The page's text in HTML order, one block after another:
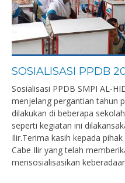
SOSIALISASI PPDB
Sosialisasi PPDB SMPI AL-
menjelang pergantian tahun
dilakukan di beberapa
seperti kegiatan ini
Ilir.Terima kasih kepada
Cabe Ilir yang telah
mensosialisasikan